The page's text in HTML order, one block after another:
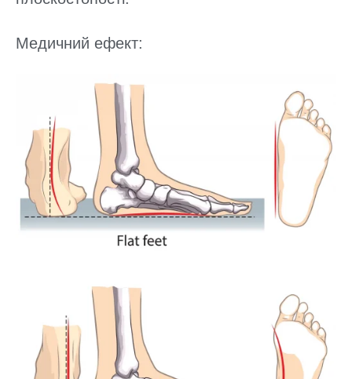
Медичний ефект: